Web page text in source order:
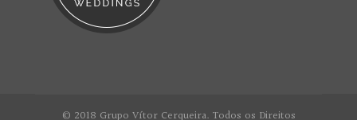
© 2018 Grupo Vítor Cerqueira. Todos os Direitos